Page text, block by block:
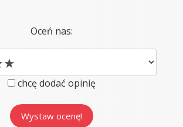
Oceń nas:
chcę dodać opinię